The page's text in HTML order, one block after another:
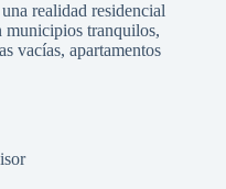
realidad residencial
municipios tranquilos,
vacías, apartamentos